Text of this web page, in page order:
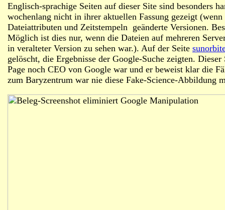
Englisch-sprachige Seiten auf dieser Site sind besonders
wochenlang nicht in ihrer aktuellen Fassung gezeigt
Dateiattributen und Zeitstempeln geänderte Versionen.
Möglich ist dies nur, wenn die Dateien auf mehreren
in veralteter Version zu sehen war.). Auf der Seite
gelöscht, die Ergebnisse der Google-Suche zeigten.
Page noch CEO von Google war und er beweist klar die
zum Baryzentrum war nie diese Fake-Science-Abbildung